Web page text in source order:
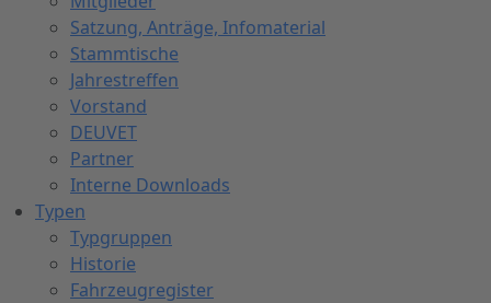
Satzung, Anträge, Infomaterial
Stammtische
Jahrestreffen
Vorstand
DEUVET
Partner
Interne Downloads
Typen
Typgruppen
Historie
Fahrzeugregister